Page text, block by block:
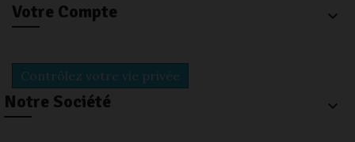
Votre Compte keyboard_arrow_down
Contrôlez votre vie privée
Notre Société keyboard_arrow_down